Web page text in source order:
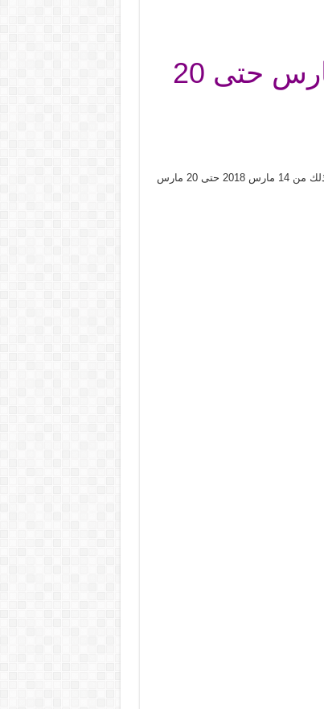
عروض لولو المنطقة الشرقية الاسبوعية من 14 مارس حتى 20
– و ذلك من 14 مارس 2018 حتى 20 مارس